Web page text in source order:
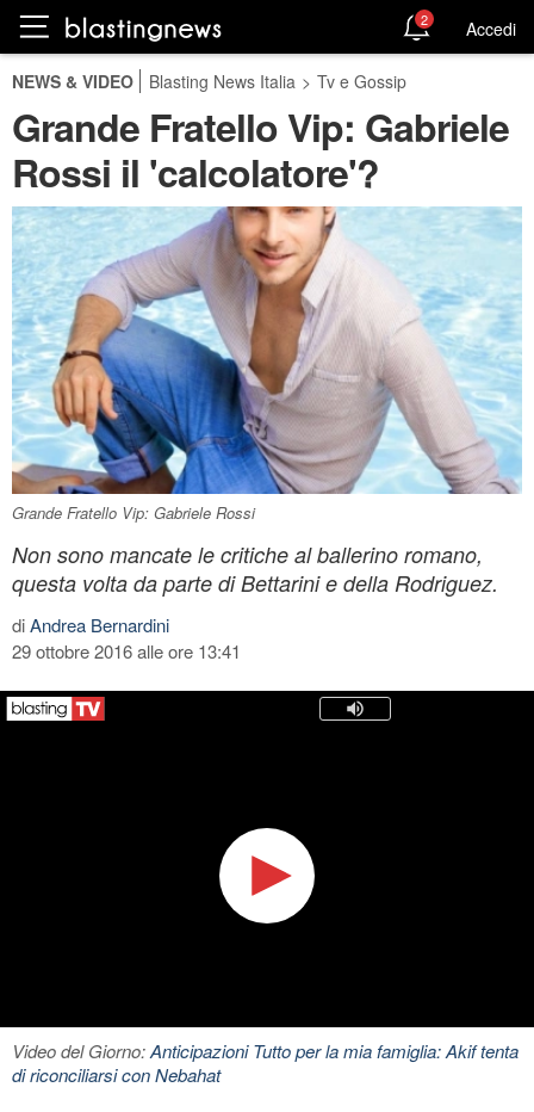
2 Accedi
NEWS & VIDEO Blasting News Italia > Tv e Gossip
Grande Fratello Vip: Gabriele
Rossi il 'calcolatore'?
Grande Fratello Vip: Gabriele Rossi
Non sono mancate le critiche al ballerino romano,
questa volta da parte di Bettarini e della Rodriguez.
diAndrea Bernardini
29 ottobre 2016 alle ore 13:41
Video del Giorno:Anticipazioni Tutto per la mia famiglia: Akif tenta
di riconciliarsi con Nebahat